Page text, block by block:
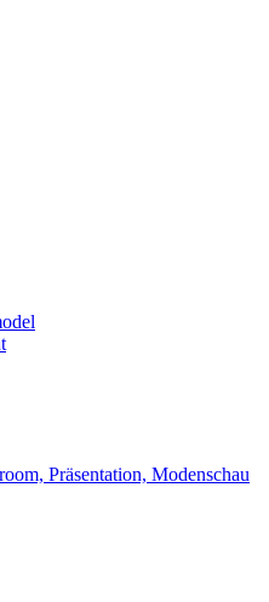
Präsentation, Modenschau